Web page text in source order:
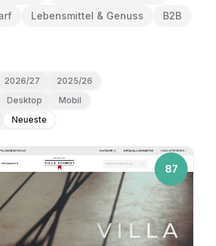
Lebensmittel & Genuss
B2B
2026/27
2025/26
Desktop
Mobil
Neueste
87